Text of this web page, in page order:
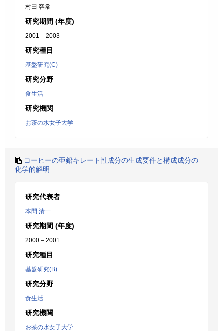
村田 容常
研究期間 (年度)
2001 – 2003
研究種目
基盤研究(C)
研究分野
食生活
研究機関
お茶の水女子大学
コーヒーの亜鉛キレート性成分の生成要件と構成成分の
化学的解明
研究代表者
本間 清一
研究期間 (年度)
2000 – 2001
研究種目
基盤研究(B)
研究分野
食生活
研究機関
お茶の水女子大学